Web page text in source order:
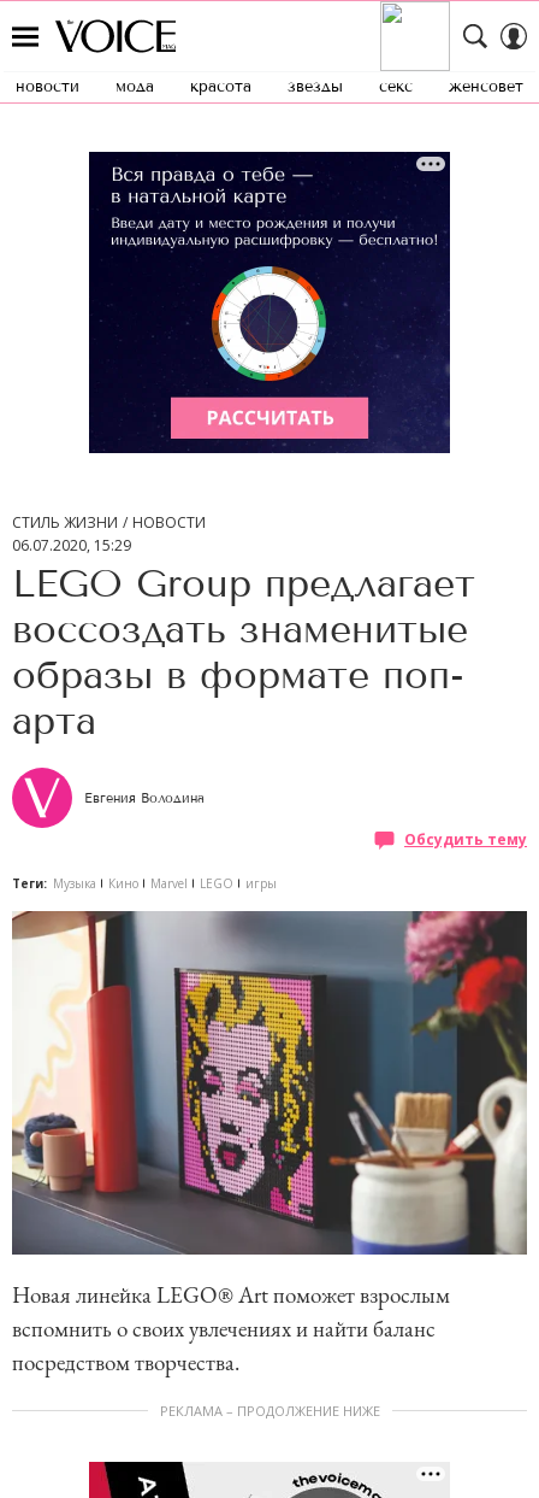
новости мода красота звезды секс женсовет
СТИЛЬ ЖИЗНИ
НОВОСТИ
06.07.2020, 15:29
LEGO Group предлагает
воссоздать знаменитые
образы в формате поп-
арта
Евгения Володина
Обсудить тему
Теги: Музыка Кино Marvel LEGO игры
Новая линейка LEGO® Art поможет взрослым
вспомнить о своих увлечениях и найти баланс
посредством творчества.
РЕКЛАМА – ПРОДОЛЖЕНИЕ НИЖЕ